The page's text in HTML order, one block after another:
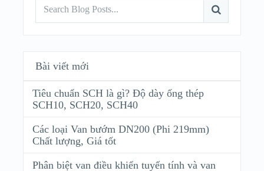
Bài viết mới
Tiêu chuẩn SCH là gì? Độ dày ống thép
SCH10, SCH20, SCH40
Các loại Van bướm DN200 (Phi 219mm)
Chất lượng, Giá tốt
Phân biệt van điều khiển tuyến tính và van